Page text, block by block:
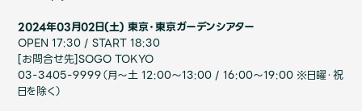
2024年03月02日(土) ​東京・東京ガーデンシアター
OPEN 17:30 / START 18:30
[お問合せ先]SOGO TOKYO
03-3405-9999（月～土 12:00～13:00 / 16:00～19:00 ※日曜・祝
日を除く）